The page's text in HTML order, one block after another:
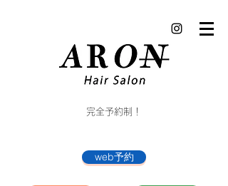
完全予約制！
web予約